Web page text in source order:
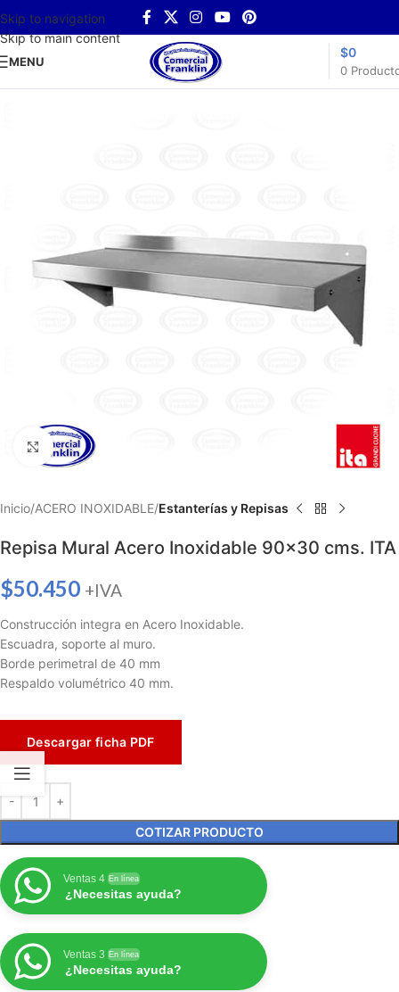
Skip to navigation
Skip to main content
MENU
0
$0
Haga clic para ampliar
Inicio ACERO INOXIDABLE Estanterías y Repisas
Repisa Mural Acero Inoxidable 90×30 cms. ITA
$50.450 +IVA
Construcción integra en Acero Inoxidable.
Escuadra, soporte al muro.
Borde perimetral de 40 mm
Respaldo volumétrico 40 mm.
Descargar ficha PDF
COTIZAR PRODUCTO
Ventas 4 En línea
¿Necesitas ayuda?
Ventas 3 En línea
¿Necesitas ayuda?